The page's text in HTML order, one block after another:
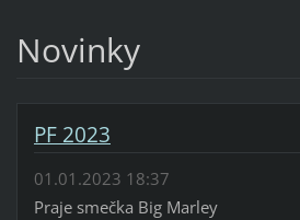
Novinky
PF 2023
01.01.2023 18:37
Praje smečka Big Marley